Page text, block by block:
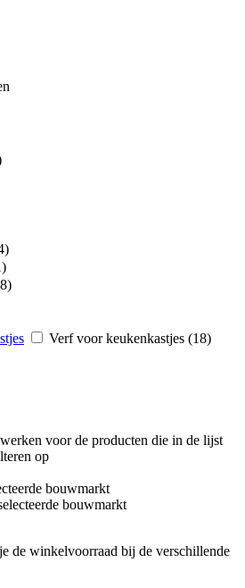
Verf voor keukenkastjes (18)
voor de producten die in de lijst
op
bouwmarkt
bouwmarkt
de winkelvoorraad bij de verschillende